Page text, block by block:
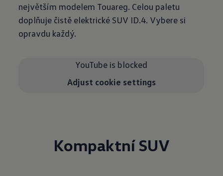
největším modelem Touareg. Celou paletu
doplňuje čistě elektrické SUV ID.4. Vybere si
opravdu každý.
YouTube is blocked
Adjust cookie settings
Kompaktní SUV